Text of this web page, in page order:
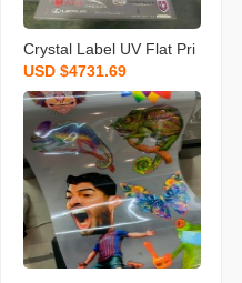
Crystal Label UV Flat Pri
nter Helmet Cylindrical C
one opposite Sex Produc
t Crystal Sticker Printing
Cold Transfer Trademark
USD $4731.69